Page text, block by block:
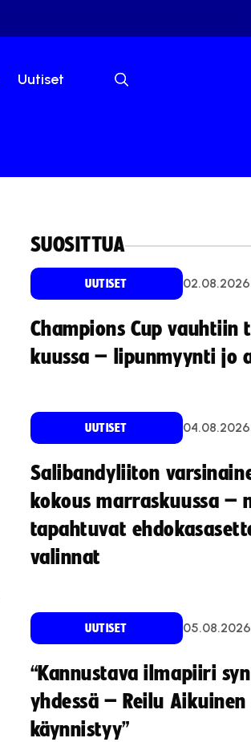
Uutiset
SUOSITTUA
UUTISET 02.08.2026
Champions Cup vauhtiin
kuussa – lipunmyynti jo
UUTISET 04.08.2026
Salibandyliiton
kokous marraskuussa –
tapahtuvat
valinnat
UUTISET 05.08.2026
“Kannustava ilmapiiri
yhdessä – Reilu
käynnistyy”